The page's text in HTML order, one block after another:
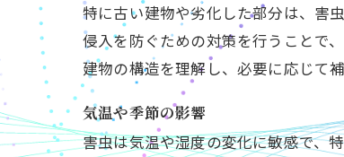
特に古い建物や劣化した部分は、害
侵入を防ぐための対策を行うことで
建物の構造を理解し、必要に応じて
気温や季節の影響
害虫は気温や湿度の変化に敏感で、